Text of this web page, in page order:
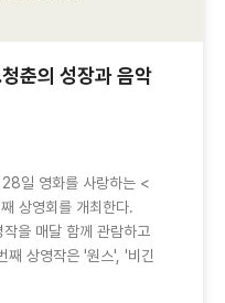
춘의 성장과 음악
일 영화를 사랑하는 <
상영회를 개최한다.
을 매달 함께 관람하고
째 상영작은 '원스', '비긴